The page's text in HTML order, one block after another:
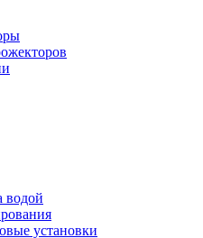
водой
установки